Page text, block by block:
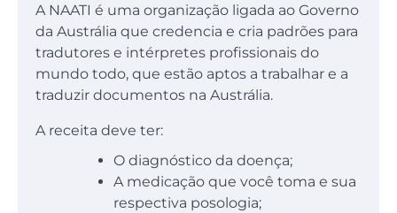
A NAATI é uma organização ligada ao Governo
da Austrália que credencia e cria padrões para
tradutores e intérpretes profissionais do
mundo todo, que estão aptos a trabalhar e a
traduzir documentos na Austrália.
A receita deve ter:
O diagnóstico da doença;
A medicação que você toma e sua
respectiva posologia;